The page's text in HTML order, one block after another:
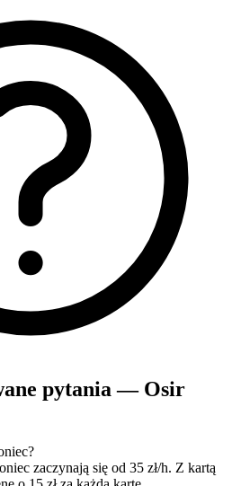
pytania — Osir
zaczynają się od 35 zł/h. Z kartą